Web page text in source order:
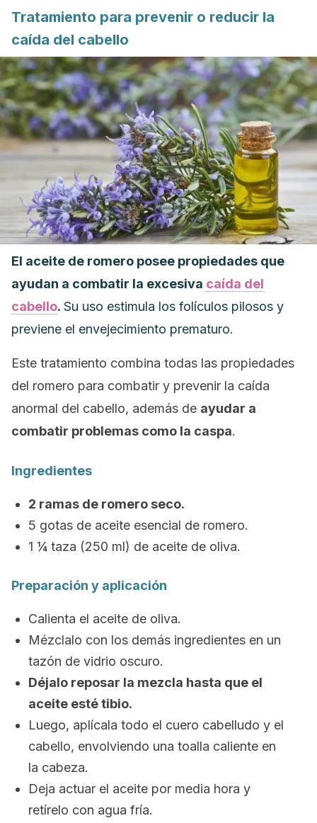
Tratamiento para prevenir o reducir la
caída del cabello
El aceite de romero posee propiedades que
ayudan a combatir la excesiva caída del
cabello. Su uso estimula los folículos pilosos y
previene el envejecimiento prematuro.
Este tratamiento combina todas las propiedades
del romero para combatir y prevenir la caída
anormal del cabello, además de ayudar a
combatir problemas como la caspa.
Ingredientes
2 ramas de romero seco.
5 gotas de aceite esencial de romero.
1 ¼ taza (250 ml) de aceite de oliva.
Preparación y aplicación
Calienta el aceite de oliva.
Mézclalo con los demás ingredientes en un
tazón de vidrio oscuro.
Déjalo reposar la mezcla hasta que el
aceite esté tibio.
Luego, aplícala todo el cuero cabelludo y el
cabello, envolviendo una toalla caliente en
la cabeza.
Deja actuar el aceite por media hora y
retírelo con agua fría.